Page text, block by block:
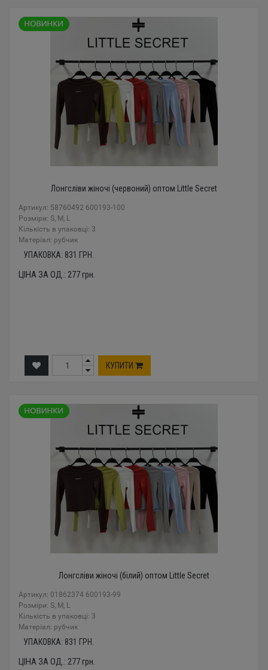
Лонгсліви жіночі (червоний) оптом Little Secret
Артикул: 58760492 600193-100
Розміри: S, M, L
Кількість в упаковці: 3
Mатеріал: рубчик
УПАКОВКА: 831 ГРН.
ЦІНА ЗА ОД.: 277грн.
КУПИТИ
Лонгсліви жіночі (білий) оптом Little Secret
Артикул: 01862374 600193-99
Розміри: S, M, L
Кількість в упаковці: 3
Mатеріал: рубчик
УПАКОВКА: 831 ГРН.
ЦІНА ЗА ОД.: 277грн.